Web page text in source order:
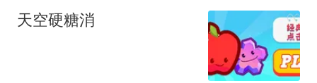
天空硬糖消